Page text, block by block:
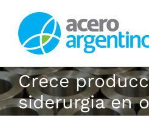
contenido
Crece
siderurgia en